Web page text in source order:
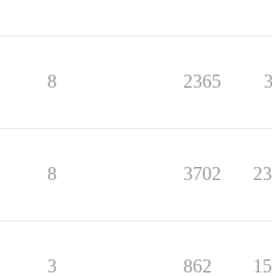
8 2365
8 3702
3 862